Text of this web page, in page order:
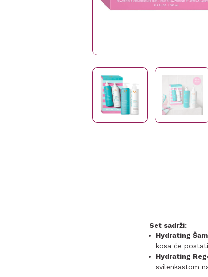
Set sadrži:
Hydrating
kosa će
Hydrating
svilenkastom